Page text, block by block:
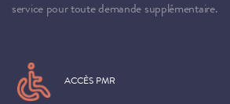
service pour toute demande supplémentaire.
ACCÈS PMR